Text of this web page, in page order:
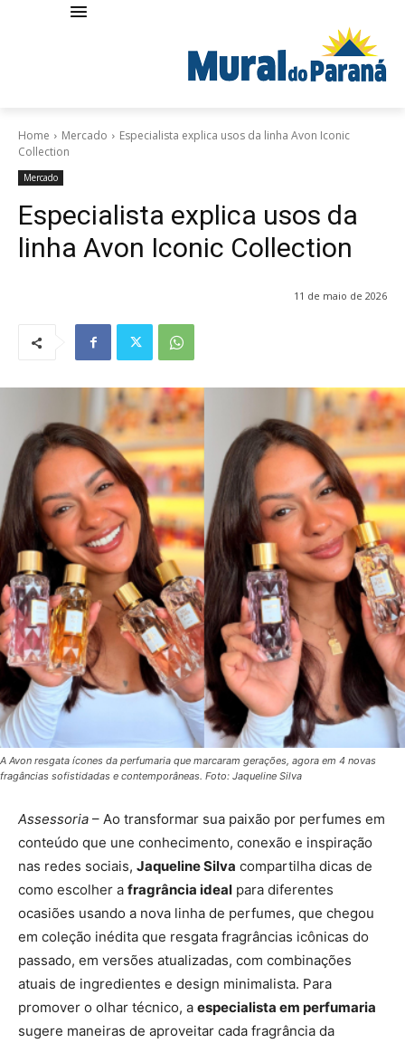
Home Mercado
Especialista explica usos da linha Avon Iconic
Collection
Mercado
Especialista explica usos da
linha Avon Iconic Collection
11 de maio de 2026
A Avon resgata ícones da perfumaria que marcaram gerações, agora em 4 novas
fragâncias sofistidadas e contemporâneas. Foto: Jaqueline Silva
Assessoria – Ao transformar sua paixão por perfumes em
conteúdo que une conhecimento, conexão e inspiração
nas redes sociais, Jaqueline Silva compartilha dicas de
como escolher a fragrância ideal para diferentes
ocasiões usando a nova linha de perfumes, que chegou
em coleção inédita que resgata fragrâncias icônicas do
passado, em versões atualizadas, com combinações
atuais de ingredientes e design minimalista. Para
promover o olhar técnico, a especialista em perfumaria
sugere maneiras de aproveitar cada fragrância da